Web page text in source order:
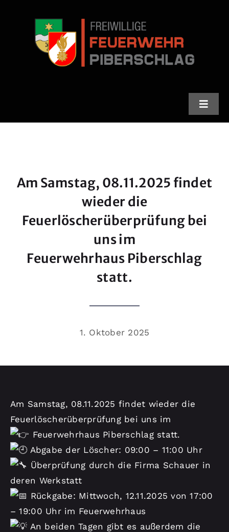
Toggle
Kontakt
Am Samstag, 08.11.2025 findet
wieder die
Feuerlöscherüberprüfung bei
uns im
Feuerwehrhaus Piberschlag
statt.
1. Oktober 2025
Am Samstag, 08.11.2025 findet wieder die
Feuerlöscherüberprüfung bei uns im
Feuerwehrhaus Piberschlag statt.
Abgabe der Löscher: 09:00 – 11:00 Uhr
Überprüfung durch die Firma Schauer in
deren Werkstatt
Rückgabe: Mittwoch, 12.11.2025 von 17:00
– 19:00 Uhr im Feuerwehrhaus
An beiden Tagen gibt es außerdem die